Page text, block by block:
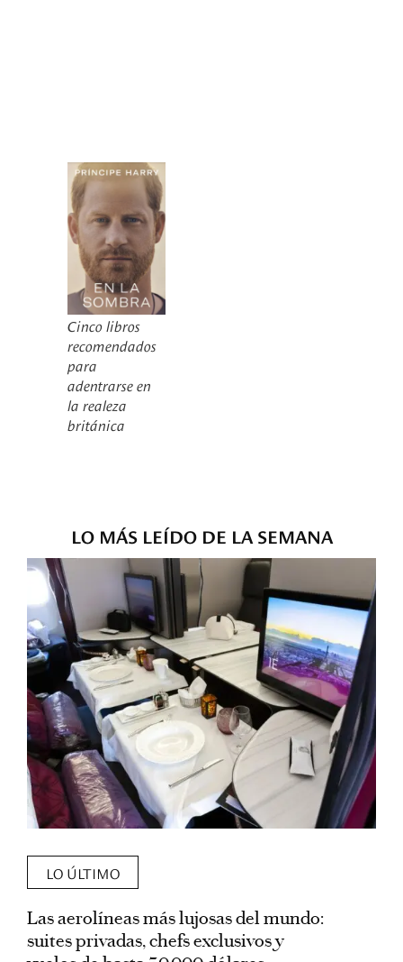
Cinco libros
recomendados
para
adentrarse en
la realeza
británica
LO MÁS LEÍDO DE LA SEMANA
LO ÚLTIMO
Las aerolíneas más lujosas del mundo:
suites privadas, chefs exclusivos y